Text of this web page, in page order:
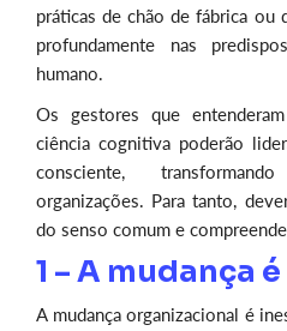
práticas de chão de fábrica ou
profundamente nas
humano.
Os gestores que
ciência cognitiva poderão
consciente,
organizações. Para tanto,
do senso comum e
1 – A mudança
A mudança organizacional é